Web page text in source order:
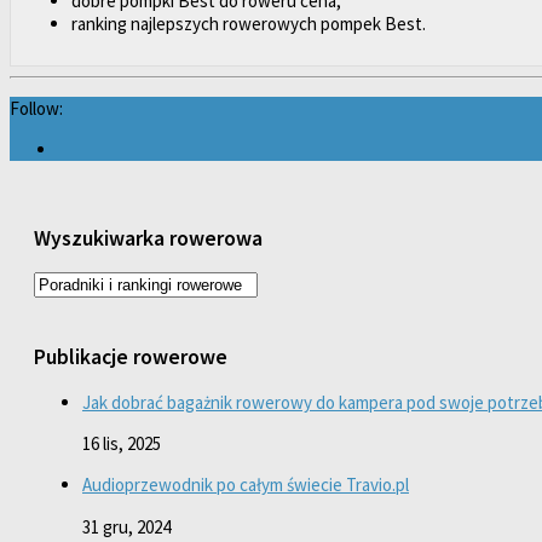
ranking najlepszych rowerowych pompek Best.
Follow:
Wyszukiwarka rowerowa
Publikacje rowerowe
Jak dobrać bagażnik rowerowy do kampera pod swoje
16 lis, 2025
Audioprzewodnik po całym świecie Travio.pl
31 gru, 2024